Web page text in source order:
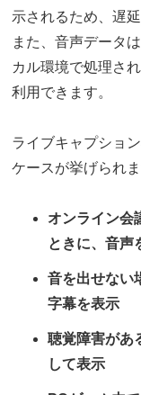
示されるため、遅
また、音声データ
カル環境で処理さ
利用できます。
ライブキャプショ
ケースが挙げられま
オンライン会
ときに、音声
音を出せない
字幕を表示
聴覚障害があ
して表示